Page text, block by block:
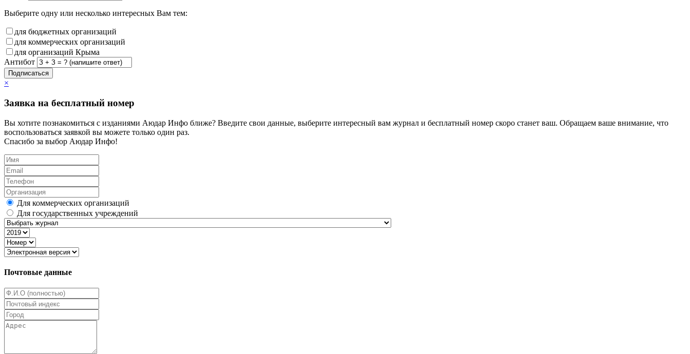
Выберите одну или несколько интересных Вам тем:
для бюджетных организаций
для коммерческих организаций
для организаций Крыма
Антибот
Подписаться
×
Заявка на бесплатный номер
Вы хотите познакомиться с изданиями Аюдар Инфо ближе? Введите свои данные, выберите интересный вам журнал и бесплатный номер скоро станет ваш. Обращаем ваше внимание, что
воспользоваться заявкой вы можете только один раз.
Спасибо за выбор Аюдар Инфо!
Для коммерческих организаций
Для государственных учреждений
Почтовые данные